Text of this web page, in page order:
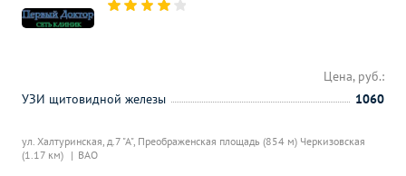
ул. Халтуринская, д.7 "А", Преображенская площадь (854 м) Черкизовская
(1.17 км)
ВАО
Цена, руб.:
УЗИ щитовидной железы
1060